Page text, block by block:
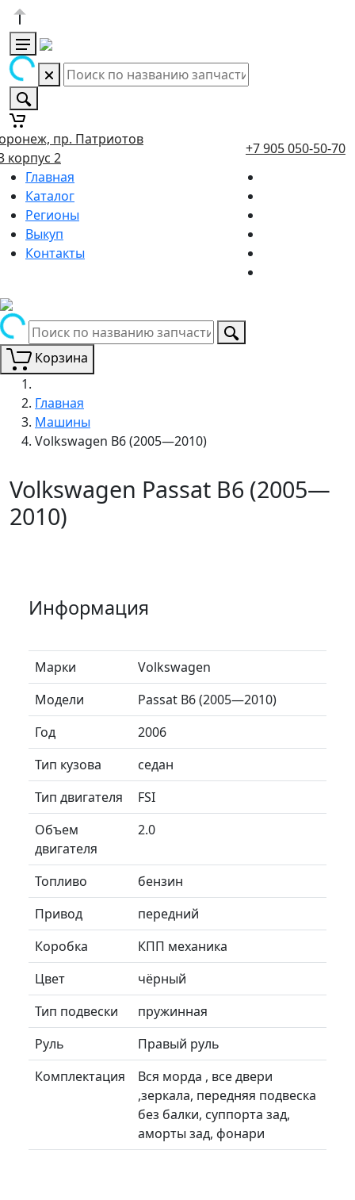
пр. Патриотов
корпус 2
+7 905 050-50-70
Главная
Каталог
Регионы
Выкуп
Контакты
Корзина
Главная
Машины
Volkswagen B6 (2005—2010)
Volkswagen Passat B6 (2005—
2010)
Информация
Марки
Volkswagen
Модели
Passat B6 (2005—2010)
Год
2006
Тип кузова
седан
Тип двигателя
FSI
Объем
двигателя
2.0
Топливо
бензин
Привод
передний
Коробка
КПП механика
Цвет
чёрный
Тип подвески
пружинная
Руль
Правый руль
Комплектация
Вся морда , все двери
,зеркала, передняя подвеска
без балки, суппорта зад,
аморты зад, фонари